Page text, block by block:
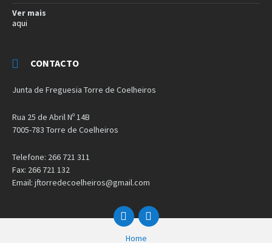
Ver mais
aqui
CONTACTO
Junta de Freguesia Torre de Coelheiros
Rua 25 de Abril Nº 14B
7005-783 Torre de Coelheiros
Telefone: 266 721 311
Fax: 266 721 132
Email: jftorredecoelheiros@gmail.com
facebookinstagram
Home